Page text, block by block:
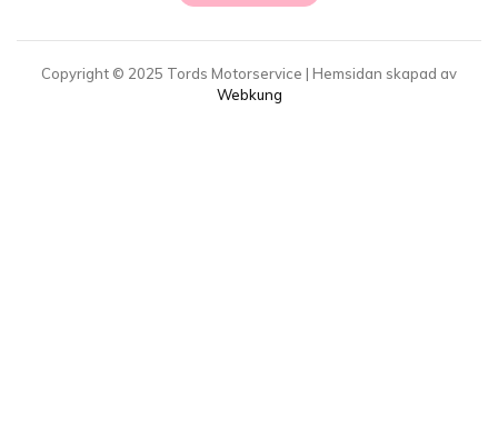
Copyright © 2025 Tords Motorservice | Hemsidan skapad av
Webkung